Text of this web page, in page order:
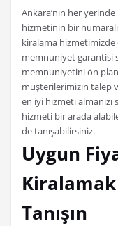
Ankara’nın her
hizmetinin bir
kiralama
memnuniyet garantisi
memnuniyetini ön
müşterilerimizin talep
en iyi hizmeti
hizmeti bir arada
de tanışabilirsiniz.
Uygun
Tanışın